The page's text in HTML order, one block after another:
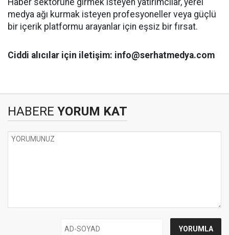
Haber sektörüne girmek isteyen yatırımcılar, yerel
medya ağı kurmak isteyen profesyoneller veya güçlü
bir içerik platformu arayanlar için eşsiz bir fırsat.
Ciddi alıcılar için iletişim: info@serhatmedya.com
HABERE YORUM KAT